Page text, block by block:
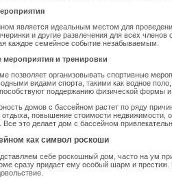
является идеальным местом для
и другие развлечения для всех
каждое семейное событие незабываемым.
и тренировки
позволяет организовывать спортивные
видами спорта, такими как водное
поддержанию физической формы и
домов с бассейном растет по ряду
отдыха, повышение стоимости недвижимости,
Все это делает дом с бассейном
как символ роскоши
себе роскошный дом, часто на ум
сразу придает ему особый шарм и